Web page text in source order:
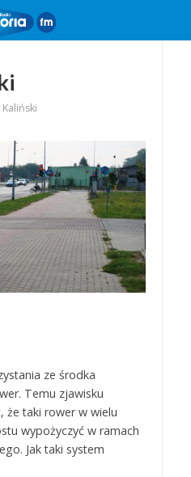
Kaliński
ze środka
Temu zjawisku
taki rower w wielu
wypożyczyć w ramach
Jak taki system